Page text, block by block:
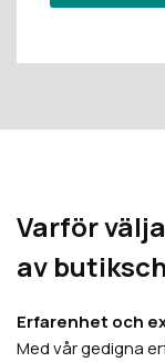
Varför
av
Erfarenhet och
Med vår gedigna